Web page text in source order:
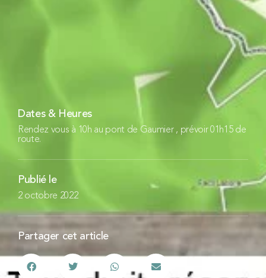
Dates & Heures
Rendez vous à 10h au pont de Gaumier , prévoir 01h15 de
route.
Publié le
2 octobre 2022
Partager cet article